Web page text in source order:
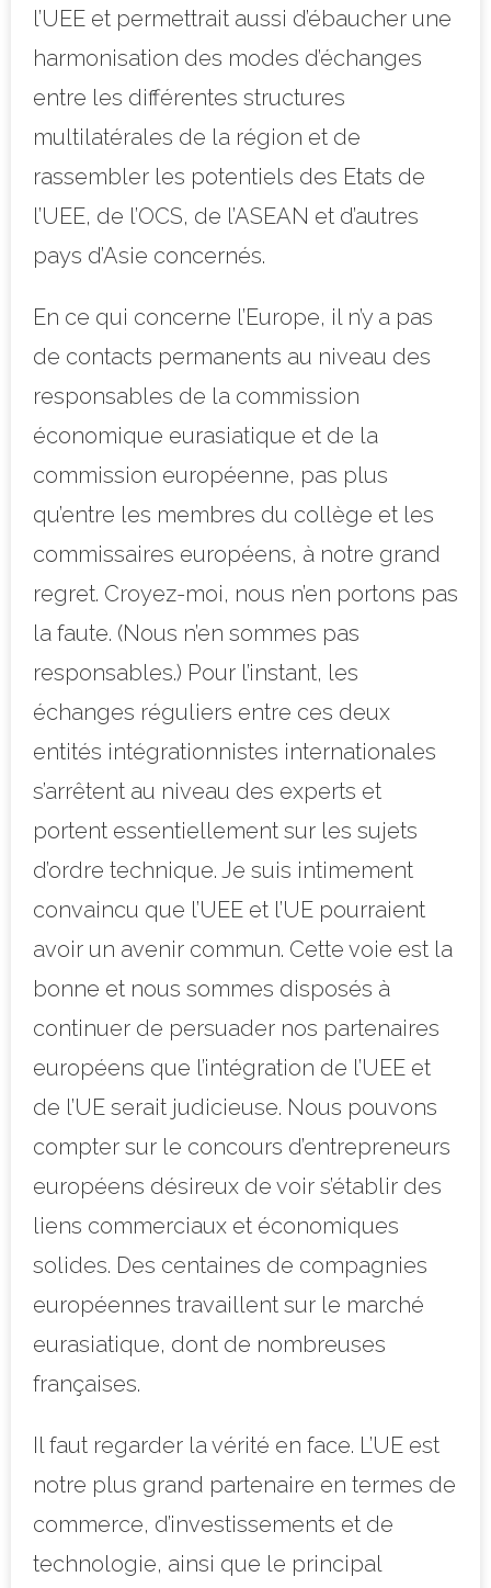
l’UEE et permettrait aussi d’ébaucher une
harmonisation des modes d’échanges
entre les différentes structures
multilatérales de la région et de
rassembler les potentiels des Etats de
l’UEE, de l’OCS, de l’ASEAN et d’autres
pays d’Asie concernés.
En ce qui concerne l’Europe, il n’y a pas
de contacts permanents au niveau des
responsables de la commission
économique eurasiatique et de la
commission européenne, pas plus
qu’entre les membres du collège et les
commissaires européens, à notre grand
regret. Croyez-moi, nous n’en portons pas
la faute. (Nous n’en sommes pas
responsables.) Pour l’instant, les
échanges réguliers entre ces deux
entités intégrationnistes internationales
s’arrêtent au niveau des experts et
portent essentiellement sur les sujets
d’ordre technique. Je suis intimement
convaincu que l’UEE et l’UE pourraient
avoir un avenir commun. Cette voie est la
bonne et nous sommes disposés à
continuer de persuader nos partenaires
européens que l’intégration de l’UEE et
de l’UE serait judicieuse. Nous pouvons
compter sur le concours d’entrepreneurs
européens désireux de voir s’établir des
liens commerciaux et économiques
solides. Des centaines de compagnies
européennes travaillent sur le marché
eurasiatique, dont de nombreuses
françaises.
Il faut regarder la vérité en face. L’UE est
notre plus grand partenaire en termes de
commerce, d’investissements et de
technologie, ainsi que le principal